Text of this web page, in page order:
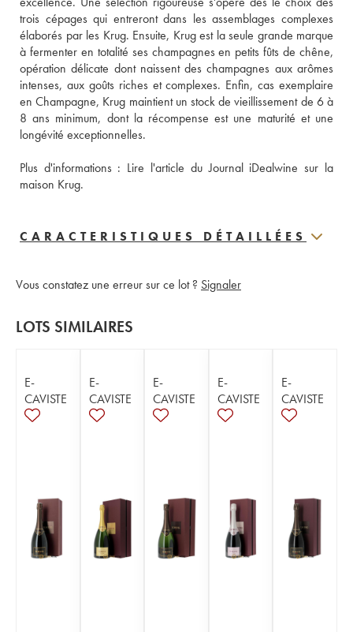
trois cépages qui entreront dans les assemblages complexes
élaborés par les Krug. Ensuite, Krug est la seule grande marque
à fermenter en totalité ses champagnes en petits fûts de chêne,
opération délicate dont naissent des champagnes aux arômes
intenses, aux goûts riches et complexes. Enfin, cas exemplaire
en Champagne, Krug maintient un stock de vieillissement de 6 à
8 ans minimum, dont la récompense est une maturité et une
longévité exceptionnelles.
Plus d'informations : Lire l'article du Journal iDealwine sur la
maison Krug.
CARACTERISTIQUES DÉTAILLÉES
Vous constatez une erreur sur ce lot ? Signaler
LOTS SIMILAIRES
E-
CAVISTE
E-
CAVISTE
E-
CAVISTE
E-
CAVISTE
E-
CAVISTE